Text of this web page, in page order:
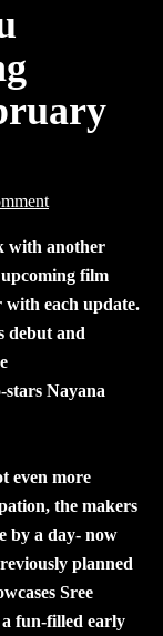
with another
film
with each update.
debut and
Nayana
even more
the makers
by a day- now
planned
Sree
fun-filled early